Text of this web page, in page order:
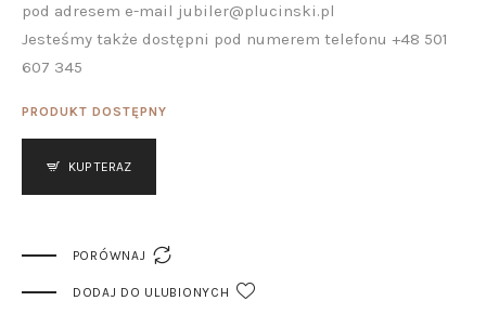
pod adresem e-mail jubiler@plucinski.pl
Jesteśmy także dostępni pod numerem telefonu +48 501
607 345
PRODUKT DOSTĘPNY
KUP TERAZ
PORÓWNAJ 
DODAJ DO ULUBIONYCH